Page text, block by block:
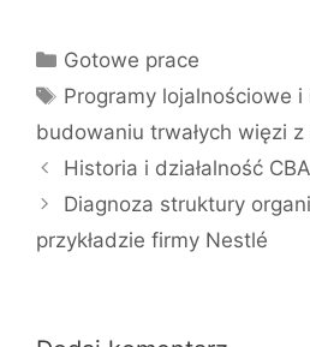
Kategorie
Gotowe prace
Tagi
Programy lojalnościowe i
budowaniu trwałych więzi
Historia i działalność
Diagnoza struktury
przykładzie firmy Nestlé